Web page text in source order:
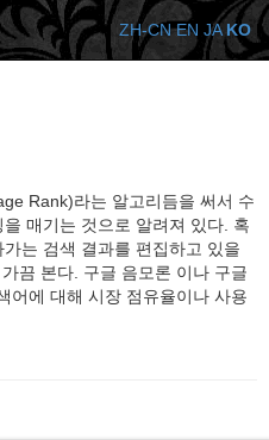
Rank)라는 알고리듬을 써서 수
매기는 것으로 알려져 있다. 혹
는 검색 결과를 편집하고 있을
끔 본다. 구글 음모론 이나 구글
어에 대해 시장 점유율이나 사용
ZH-CN EN JA KO